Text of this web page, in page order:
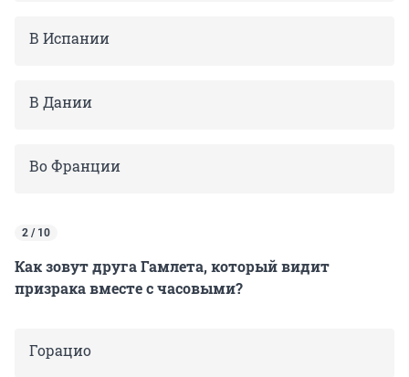
В Испании
В Дании
Во Франции
2 / 10
Как зовут друга Гамлета, который видит
призрака вместе с часовыми?
Горацио